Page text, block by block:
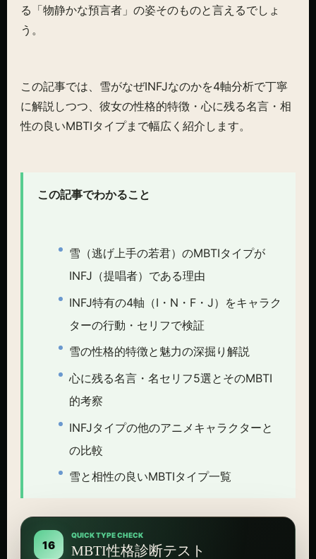
る「物静かな預言者」の姿そのものと言えるでしょ
う。
この記事では、雪がなぜINFJなのかを4軸分析で丁寧
に解説しつつ、彼女の性格的特徴・心に残る名言・相
性の良いMBTIタイプまで幅広く紹介します。
この記事でわかること
雪（逃げ上手の若君）のMBTIタイプが
INFJ（提唱者）である理由
INFJ特有の4軸（I・N・F・J）をキャラク
ターの行動・セリフで検証
雪の性格的特徴と魅力の深掘り解説
心に残る名言・名セリフ5選とそのMBTI
的考察
INFJタイプの他のアニメキャラクターと
の比較
雪と相性の良いMBTIタイプ一覧
16
QUICK TYPE CHECK
MBTI性格診断テスト